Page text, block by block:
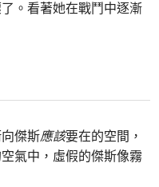
。看著她在戰鬥中逐漸
傑斯應該要在的空間，
氣中，虛假的傑斯像霧